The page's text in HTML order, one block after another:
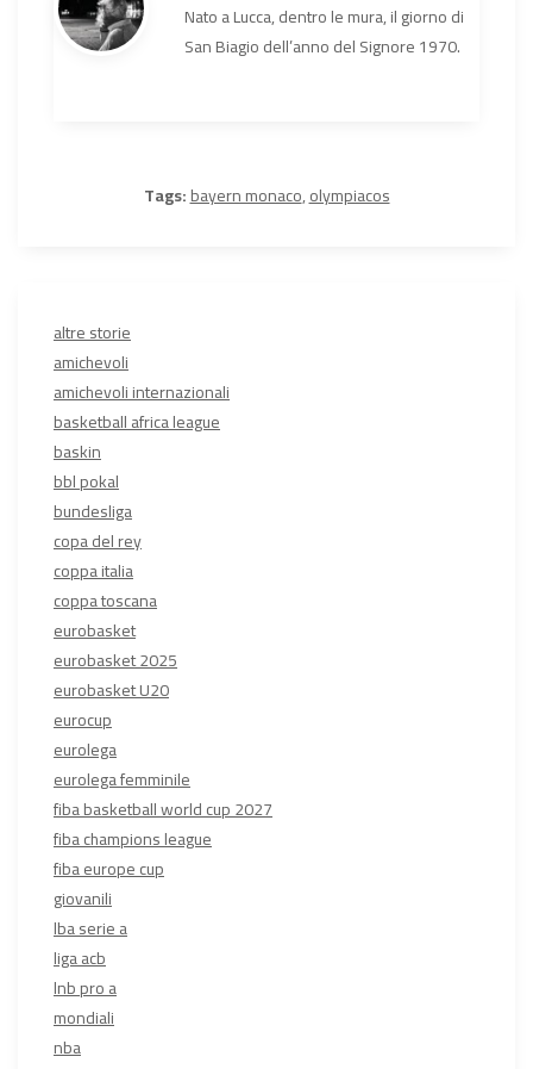
Nato a Lucca, dentro le mura, il giorno di
San Biagio dell’anno del Signore 1970.
Tags:bayern monaco,olympiacos
altre storie
amichevoli
amichevoli internazionali
basketball africa league
baskin
bbl pokal
bundesliga
copa del rey
coppa italia
coppa toscana
eurobasket
eurobasket 2025
eurobasket U20
eurocup
eurolega
eurolega femminile
fiba basketball world cup 2027
fiba champions league
fiba europe cup
giovanili
lba serie a
liga acb
lnb pro a
mondiali
nba